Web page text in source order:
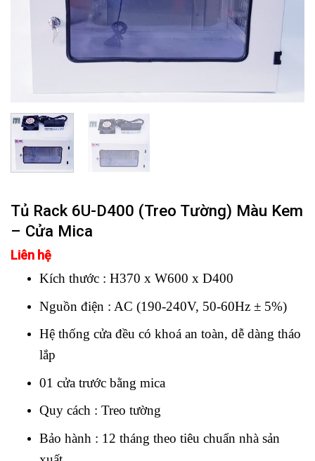
Tủ Rack 6U-D400 (Treo Tường) Màu Kem
– Cửa Mica
Liên hệ
Kích thước : H370 x W600 x D400
Nguồn điện : AC (190-240V, 50-60Hz ± 5%)
Hệ thống cửa đều có khoá an toàn, dễ dàng tháo
lắp
01 cửa trước bằng mica
Quy cách : Treo tường
Bảo hành : 12 tháng theo tiêu chuẩn nhà sản